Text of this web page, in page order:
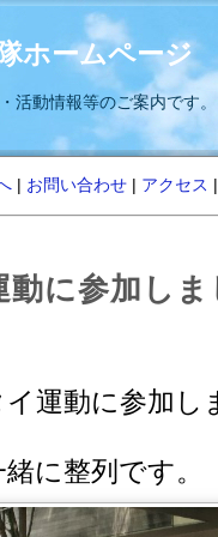
ホームページ
活動情報等のご案内です。
| お問い合わせ | アクセス |
動に参加し
運動に参加し
に整列です。